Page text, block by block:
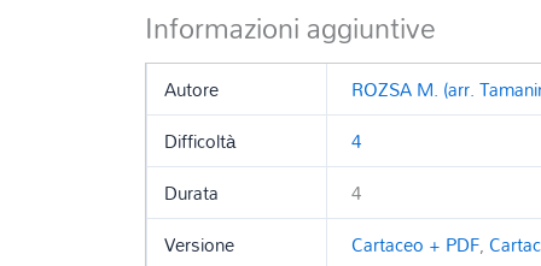
Informazioni aggiuntive
Autore
ROZSA M. (arr.
Difficoltà
4
Durata
4
Versione
Cartaceo + PDF,